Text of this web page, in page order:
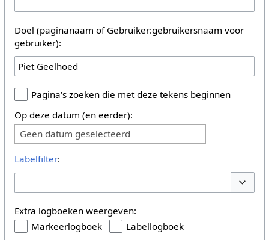
Doel (paginanaam of Gebruiker:gebruikersnaam voor
gebruiker):
Pagina's zoeken die met deze tekens beginnen
Op deze datum (en eerder):
Geen datum geselecteerd
Labelfilter:
Extra logboeken weergeven:
Markeerlogboek
Labellogboek